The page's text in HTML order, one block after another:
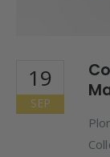
19
SEP